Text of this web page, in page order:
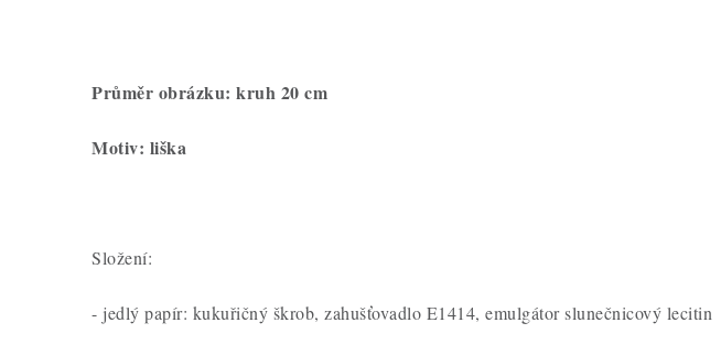
Průměr obrázku: kruh 20 cm
Motiv: liška
Složení:
- jedlý papír: kukuřičný škrob, zahušťovadlo E1414, emulgátor slunečnicový lecitin